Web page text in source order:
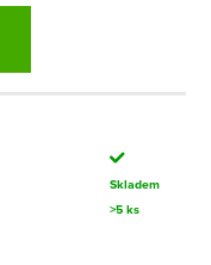
Skladem
>5 ks